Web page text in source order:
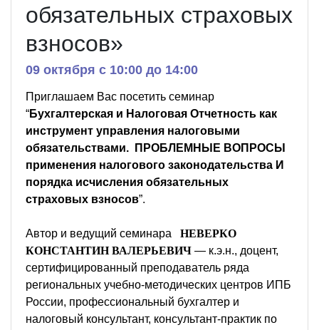
обязательных страховых
взносов»
09 октября c 10:00 до 14:00
Приглашаем Вас посетить семинар
“Бухгалтерская и Налоговая Отчетность как
инструмент управления налоговыми
обязательствами. ПРОБЛЕМНЫЕ ВОПРОСЫ
применения налогового законодательства И
порядка исчисления обязательных
страховых взносов”.
Автор и ведущий семинара НЕВЕРКО
КОНСТАНТИН ВАЛЕРЬЕВИЧ — к.э.н., доцент,
сертифицированный преподаватель ряда
региональных учебно-методических центров ИПБ
России, профессиональный бухгалтер и
налоговый консультант, консультант-практик по